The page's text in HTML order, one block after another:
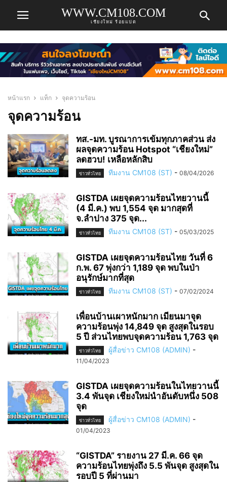
WWW.CM108.COM
เชียงใหม่ ร้อยแปด
หน้าแรก แท็ก จุดความร้อน
จุดความร้อน
ทส.-มท. บูรณาการเข้มทุกภาคส่วน ส่ง
ผลจุดความร้อน Hotspot “เชียงใหม่”
ลดฮวบ! เหลือหลักสิบ
ข่าวทั่วไทย ทีมงาน CM108 (ST) - 08/04/2026
GISTDA เผยจุดความร้อนไทยวานนี้
(4 มี.ค.) พบ 1,554 จุด มากสุดที่
จ.ลำปาง 375 จุด...
ข่าวทั่วไทย ทีมงาน CM108 (ST) - 05/03/2025
GISTDA เผยจุดความร้อนไทย วันที่ 6
ก.พ. 67 พุ่งกว่า 1,189 จุด พบในป่า
อนุรักษ์มากที่สุด
ข่าวทั่วไทย ทีมงาน CM108 (ST) - 07/02/2024
เพื่อนบ้านเผาหนักมาก เมียนมาจุด
ความร้อนพุ่ง 14,849 จุด สูงสุดในรอบ
5 ปี ส่วนไทยพบจุดความร้อน 1,763 จุด
ข่าวทั่วไทย ผู้สื่อข่าว CM108 (ADMIN) -
11/04/2023
GISTDA เผยจุดความร้อนในไทยวานนี้
3.4 พันจุด เชียงใหม่นำอันดับหนึ่ง 508
จุด
ข่าวทั่วไทย ผู้สื่อข่าว CM108 (ADMIN) -
01/04/2023
“GISTDA” รายงาน 27 มี.ค. 66 จุด
ความร้อนไทยพุ่งถึง 5.5 พันจุด สูงสุดใน
รอบปี 5 ที่ผ่านมา